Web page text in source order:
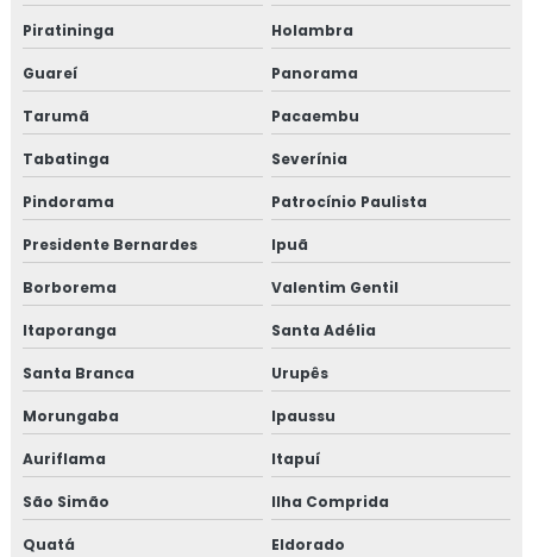
Piratininga Holambra
Guareí Panorama
Tarumã Pacaembu
Tabatinga Severínia
Pindorama Patrocínio Paulista
Presidente Bernardes Ipuã
Borborema Valentim Gentil
Itaporanga Santa Adélia
Santa Branca Urupês
Morungaba Ipaussu
Auriflama Itapuí
São Simão Ilha Comprida
Quatá Eldorado